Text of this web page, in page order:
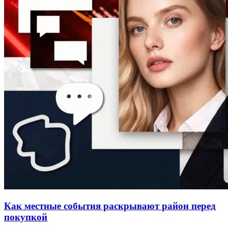
Как местные события раскрывают район перед
покупкой